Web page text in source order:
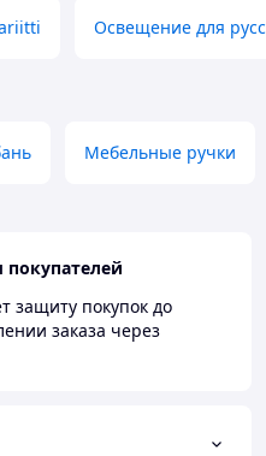
Освещение для
Мебельные ручки
защиту покупок до
заказа через